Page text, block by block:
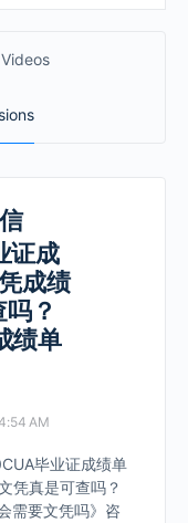
Videos
证成
成绩
？
绩单
AM
毕业证成绩单
凭真是可查吗？
需要文凭吗》咨